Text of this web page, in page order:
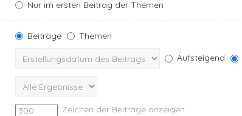
Nur im ersten Beitrag der Themen
Beiträge
Themen
Aufsteigend
Zeichen der Beiträge anzeigen